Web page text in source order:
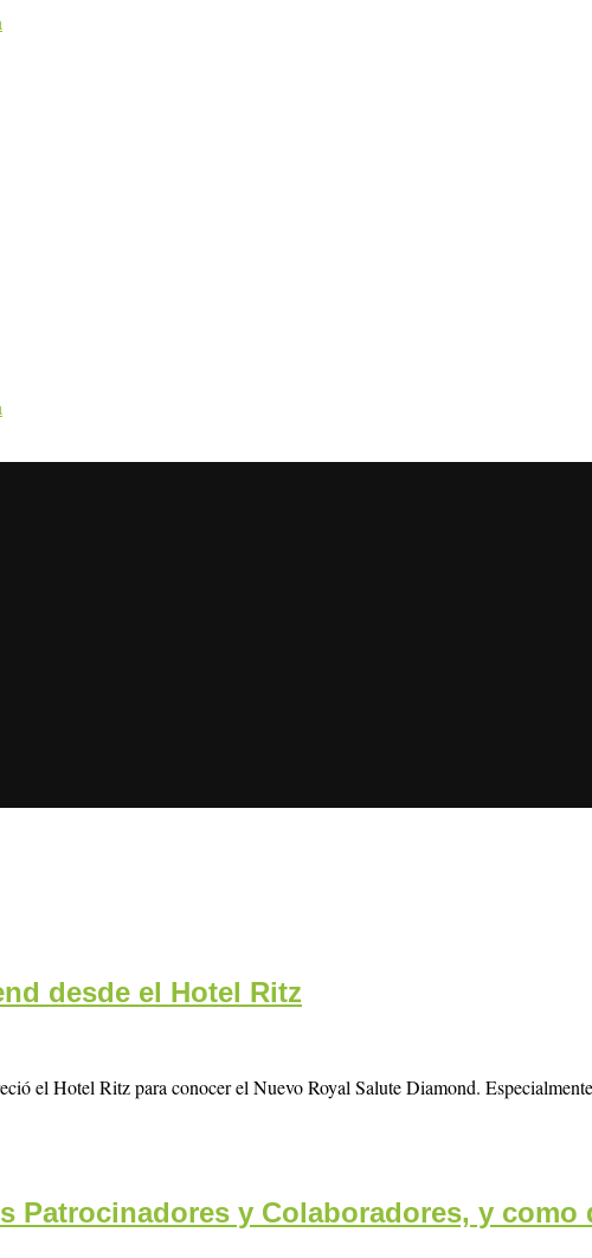
desde el Hotel Ritz
el Hotel Ritz para conocer el Nuevo Royal Salute Diamond.
Patrocinadores y Colaboradores, y